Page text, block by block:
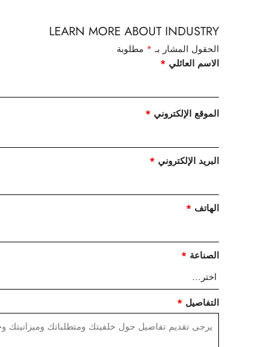
LEARN MORE ABOUT INDUSTRY
الحقول المشار بـ * مطلوبة
الاسم العائلي *
الموقع الإلكتروني *
البريد الإلكتروني *
الهاتف *
الصناعة *
التفاصيل *